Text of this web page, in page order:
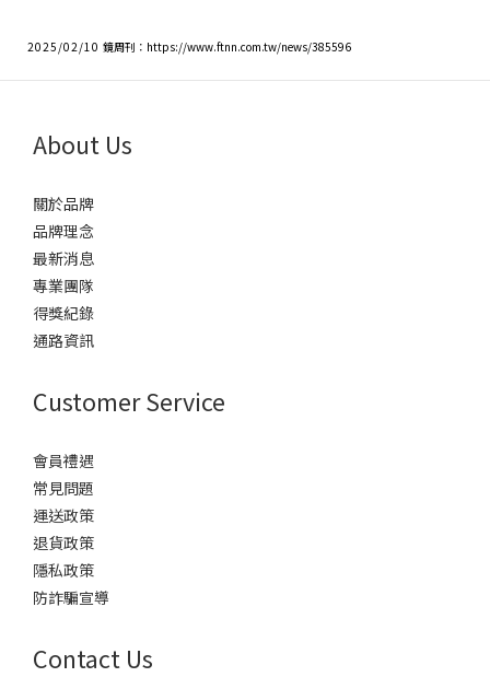
2025/02/10 鏡周刊：https://www.ftnn.com.tw/news/385596
About Us
關於品牌
品牌理念
最新消息
專業團隊
得獎紀錄
通路資訊
Customer Service
會員禮遇
常見問題
運送政策
退貨政策
隱私政策
防詐騙宣導
Contact Us